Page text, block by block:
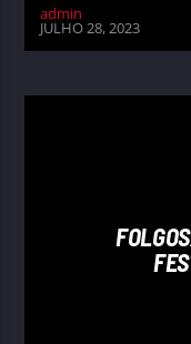
admin
JULHO 28, 2023